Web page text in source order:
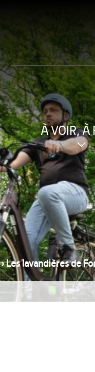
À VOIR, À
›Les lavandières de